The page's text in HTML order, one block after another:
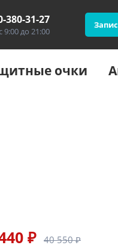
380-31-27
9:00 до 21:00
очки
₽ 40 550 ₽